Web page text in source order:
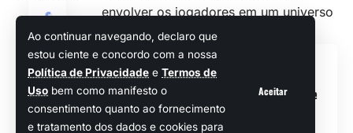
Ao continuar navegando, declaro que
estou ciente e concordo com a nossa
Política de Privacidade e Termos de
Uso bem como manifesto o
consentimento quanto ao fornecimento
e tratamento dos dados e cookies para
Aceitar
envolver os jogadores em um universo
sombrio e assustador.
Veja Também
Versão 2.3 do excelente
Wuthering Waves vai
estrear na semana que